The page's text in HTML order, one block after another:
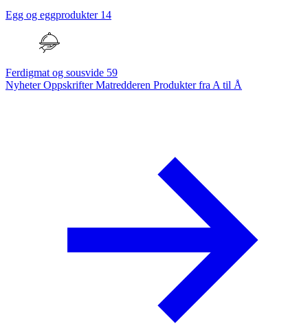
Egg og eggprodukter 14
Ferdigmat og sousvide 59
NyheterOppskrifterMatredderen Produkter fra A til Å